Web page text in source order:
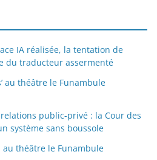
IA réalisée, la tentation de
du traducteur assermenté
au théâtre le Funambule
public-privé : la Cour des
système sans boussole
au théâtre le Funambule